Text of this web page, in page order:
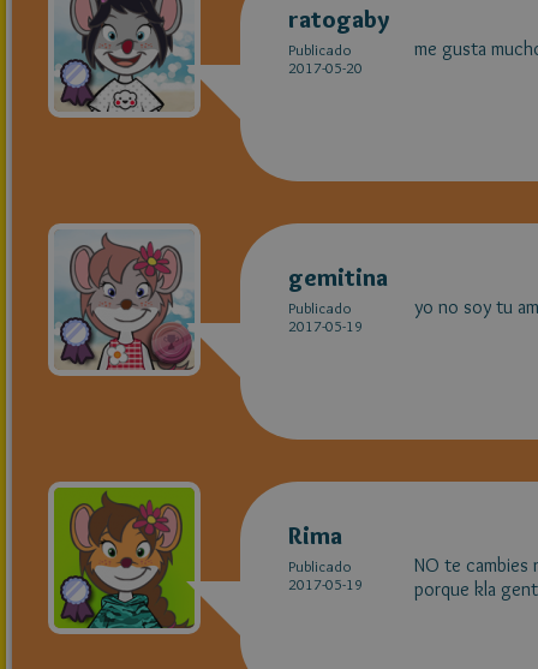
ratogaby
Publicado
2017-05-20
me gusta
gemitina
Publicado
2017-05-19
yo no soy tu
Rima
Publicado
2017-05-19
NO te cambies
porque kla